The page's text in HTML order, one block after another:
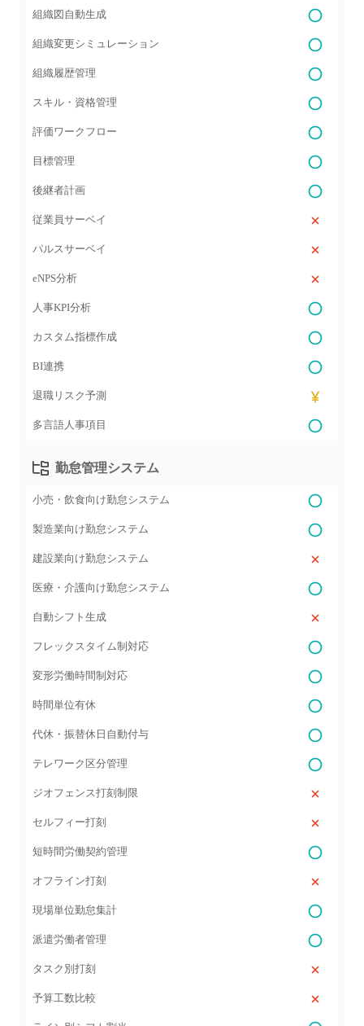
組織図自動生成
組織変更シミュレーション
組織履歴管理
スキル・資格管理
評価ワークフロー
目標管理
後継者計画
従業員サーベイ
パルスサーベイ
eNPS分析
人事KPI分析
カスタム指標作成
BI連携
退職リスク予測
多言語人事項目
勤怠管理システム
小売・飲食向け勤怠システム
製造業向け勤怠システム
建設業向け勤怠システム
医療・介護向け勤怠システム
自動シフト生成
フレックスタイム制対応
変形労働時間制対応
時間単位有休
代休・振替休日自動付与
テレワーク区分管理
ジオフェンス打刻制限
セルフィー打刻
短時間労働契約管理
オフライン打刻
現場単位勤怠集計
派遣労働者管理
タスク別打刻
予算工数比較